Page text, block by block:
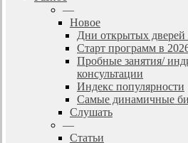
—
Новое
Дни открытых
Старт программ в
Пробные занятия/
консультации
Индекс популярности
Самые динамичные
Слушать
—
Статьи